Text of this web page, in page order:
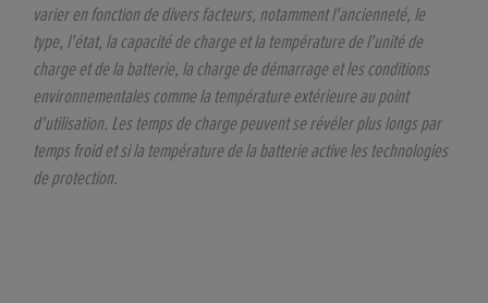
varier en fonction de divers facteurs, notamment l'ancienneté, le
type, l'état, la capacité de charge et la température de l'unité de
charge et de la batterie, la charge de démarrage et les conditions
environnementales comme la température extérieure au point
d'utilisation. Les temps de charge peuvent se révéler plus longs par
temps froid et si la température de la batterie active les technologies
de protection.